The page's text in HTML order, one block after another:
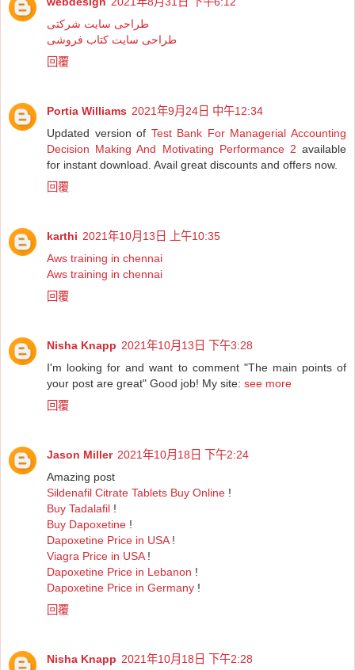
طراحی سایت شرکتی
طراحی سایت کتاب فروشی
回覆
Portia Williams 2021年9月24日 中午12:34
Updated version of Test Bank For Managerial Accounting
Decision Making And Motivating Performance 2 available
for instant download. Avail great discounts and offers now.
回覆
karthi 2021年10月13日 上午10:35
Aws training in chennai
Aws training in chennai
回覆
Nisha Knapp 2021年10月13日 下午3:28
I'm looking for and want to comment "The main points of
your post are great" Good job! My site: see more
回覆
Jason Miller 2021年10月18日 下午2:24
Amazing post
Sildenafil Citrate Tablets Buy Online !
Buy Tadalafil !
Buy Dapoxetine !
Dapoxetine Price in USA!
Viagra Price in USA!
Dapoxetine Price in Lebanon !
Dapoxetine Price in Germany !
回覆
Nisha Knapp 2021年10月18日 下午2:28